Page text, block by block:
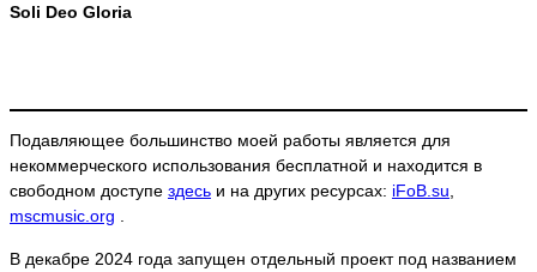
Soli Deo Gloria
Подавляющее большинство моей работы является для
некоммерческого использования бесплатной и находится в
свободном доступе здесь и на других ресурсах: iFoB.su,
mscmusic.org .
В декабре 2024 года запущен отдельный проект под названием